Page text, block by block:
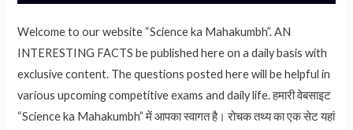
Welcome to our website “Science ka Mahakumbh”. AN
INTERESTING FACTS be published here on a daily basis with
exclusive content. The questions posted here will be helpful in
various upcoming competitive exams and daily life. हमारी वेबसाइट
“Science ka Mahakumbh” में आपका स्वागत है। रोचक तथ्य का एक सेट यहां